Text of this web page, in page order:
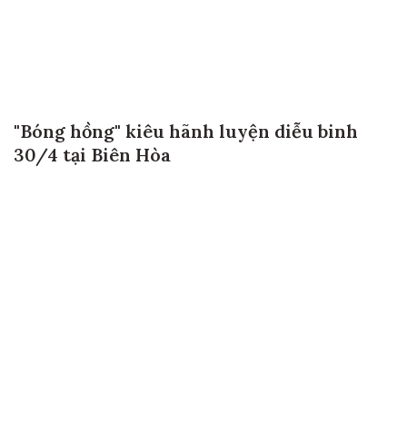
"Bóng hồng" kiêu hãnh luyện diễu binh
30/4 tại Biên Hòa